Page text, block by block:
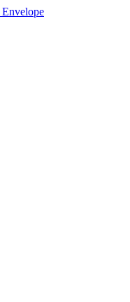
Envelope